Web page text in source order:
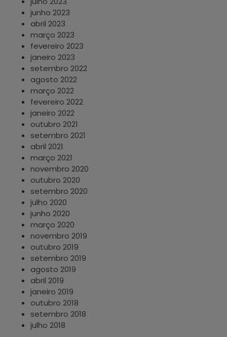
junho 2023
abril 2023
março 2023
fevereiro 2023
janeiro 2023
setembro 2022
agosto 2022
março 2022
fevereiro 2022
janeiro 2022
outubro 2021
setembro 2021
abril 2021
março 2021
novembro 2020
outubro 2020
setembro 2020
julho 2020
junho 2020
março 2020
novembro 2019
outubro 2019
setembro 2019
agosto 2019
abril 2019
janeiro 2019
outubro 2018
setembro 2018
julho 2018